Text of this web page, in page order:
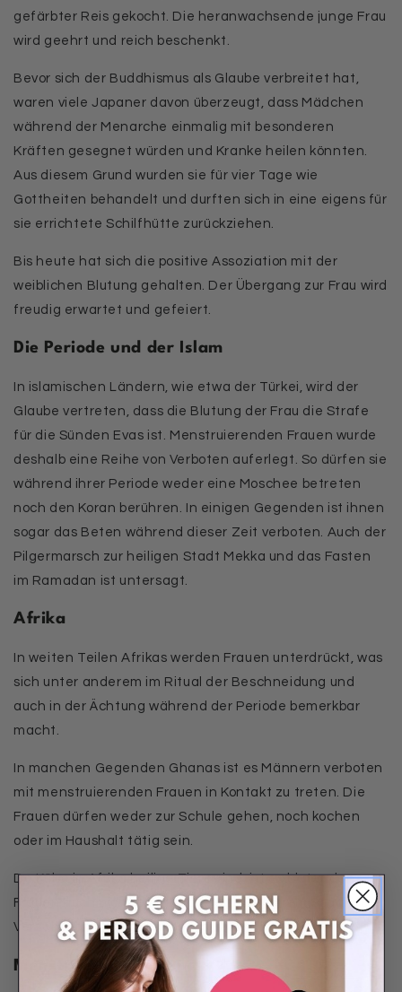
gefärbter Reis gekocht. Die heranwachsende junge Frau
wird geehrt und reich beschenkt.
Bevor sich der Buddhismus als Glaube verbreitet hat,
waren viele Japaner davon überzeugt, dass Mädchen
während der Menarche einmalig mit besonderen
Kräften gesegnet würden und Kranke heilen könnten.
Aus diesem Grund wurden sie für vier Tage wie
Gottheiten behandelt und durften sich in eine eigens für
sie errichtete Schilfhütte zurückziehen.
Bis heute hat sich die positive Assoziation mit der
weiblichen Blutung gehalten. Der Übergang zur Frau wird
freudig erwartet und gefeiert.
Die Periode und der Islam
In islamischen Ländern, wie etwa der Türkei, wird der
Glaube vertreten, dass die Blutung der Frau die Strafe
für die Sünden Evas ist. Menstruierenden Frauen wurde
deshalb eine Reihe von Verboten auferlegt. So dürfen sie
während ihrer Periode weder eine Moschee betreten
noch den Koran berühren. In einigen Gegenden ist ihnen
sogar das Beten während dieser Zeit verboten. Auch der
Pilgermarsch zur heiligen Stadt Mekka und das Fasten
im Ramadan ist untersagt.
Afrika
In weiten Teilen Afrikas werden Frauen unterdrückt, was
sich unter anderem im Ritual der Beschneidung und
auch in der Ächtung während der Periode bemerkbar
macht.
In manchen Gegenden Ghanas ist es Männern verboten
mit menstruierenden Frauen in Kontakt zu treten. Die
Frauen dürfen weder zur Schule gehen, noch kochen
oder im Haushalt tätig sein.
Da Kühe in Afrika heilige Tiere sind, ist es blutenden
Frauen auch nicht erlaubt diese zu berühren. Sogar der
Verzehr von Milchprodukten ist ihnen verboten.
Menstruationshütten